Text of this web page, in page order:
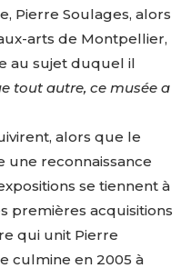
Pierre Soulages, alors
arts de Montpellier,
au sujet duquel il
tout autre, ce musée a
alors que le
une reconnaissance
se tiennent à
premières acquisitions
qui unit Pierre
culmine en 2005 à